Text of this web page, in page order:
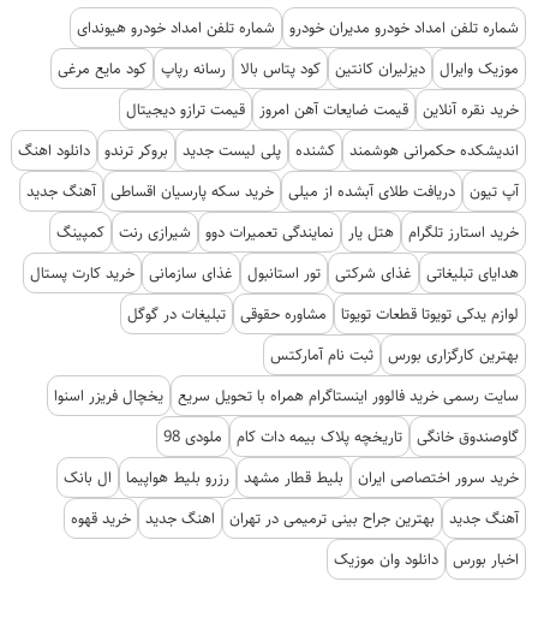
شماره تلفن امداد خودرو مدیران خودرو
شماره تلفن امداد خودرو هیوندای
موزیک وایرال دیزلیران کانتین کود پتاس بالا رسانه رپاپ کود مایع مرغی
خرید نقره آنلاین قیمت ضایعات آهن امروز
قیمت ترازو دیجیتال
اندیشکده حکمرانی هوشمند کشنده پلی لیست جدید بروکر ترندو دانلود اهنگ
آپ تیون دریافت طلای آبشده از میلی خرید سکه پارسیان اقساطی آهنگ جدید
خرید استارز تلگرام هتل یار نمایندگی تعمیرات دوو شیرازی رنت کمپینگ
هدایای تبلیغاتی
غذای شرکتی تور استانبول غذای سازمانی خرید کارت پستال
لوازم یدکی تویوتا قطعات تویوتا
مشاوره حقوقی تبلیغات در گوگل
بهترین کارگزاری بورس ثبت نام آمارکتس
سایت رسمی خرید فالوور اینستاگرام همراه با تحویل سریع یخچال فریزر اسنوا
گاوصندوق خانگی تاریخچه پلاک بیمه دات کام
ملودی 98
خرید سرور اختصاصی ایران
بلیط قطار مشهد رزرو بلیط هواپیما
ال بانک
آهنگ جدید
بهترین جراح بینی ترمیمی در تهران اهنگ جدید خرید قهوه
اخبار بورس دانلود وان موزیک